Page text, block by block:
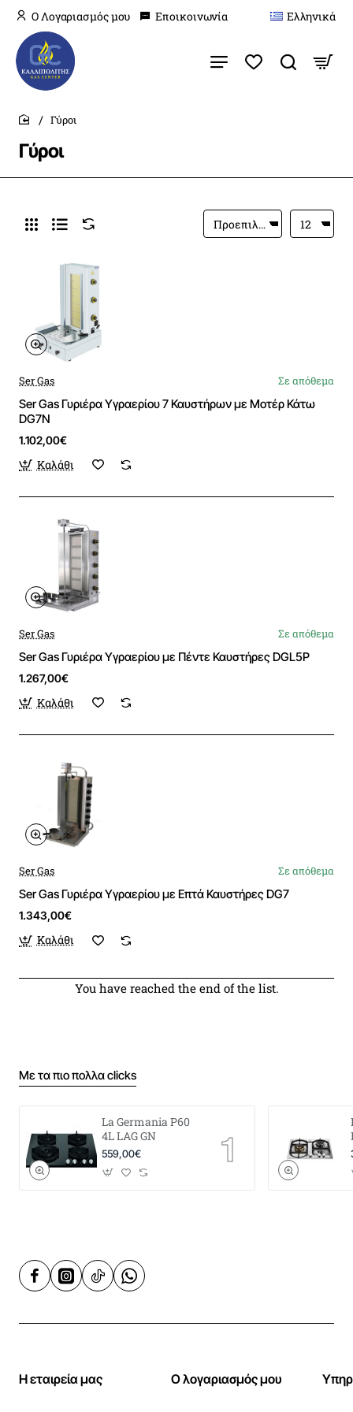
O Λογαριασμός μου Εποικοινωνία Ελληνικά
Γύροι
home
Γύροι
Ser Gas Σε απόθεμα
Ser Gas Γυριέρα Υγραερίου 7 Καυστήρων με Μοτέρ Κάτω
DG7N
1.102,00€
Καλάθι
Ser Gas Σε απόθεμα
Ser Gas Γυριέρα Υγραερίου με Πέντε Καυστήρες DGL5P
1.267,00€
Καλάθι
Ser Gas Σε απόθεμα
Ser Gas Γυριέρα Υγραερίου με Επτά Καυστήρες DG7
1.343,00€
Καλάθι
You have reached the end of the list.
Με τα πιο πολλα clicks
La Germania P60
4L LAG GN
559,00€
Η εταιρεία μας Ο λογαριασμός μου